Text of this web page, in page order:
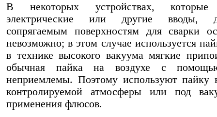
В некоторых устройствах, которые
электрические или другие вводы,
сопрягаемым поверхностям для сварки
невозможно; в этом случае используется
в технике высокого вакуума мягкие
обычная пайка на воздухе с
неприемлемы. Поэтому используют пайку
контролируемой атмосферы или под
применения флюсов.